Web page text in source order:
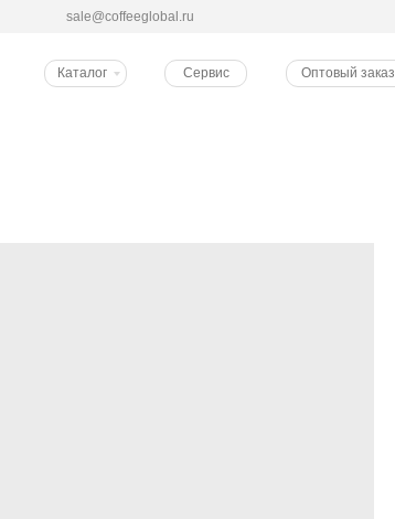
Каталог Сервис Оптовый заказ
sale@coffeeglobal.ru